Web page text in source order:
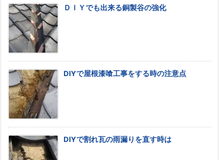
ＤＩＹでも出来る銅製谷の強化
DIYで屋根漆喰工事をする時の注意点
DIYで割れ瓦の雨漏りを直す時は